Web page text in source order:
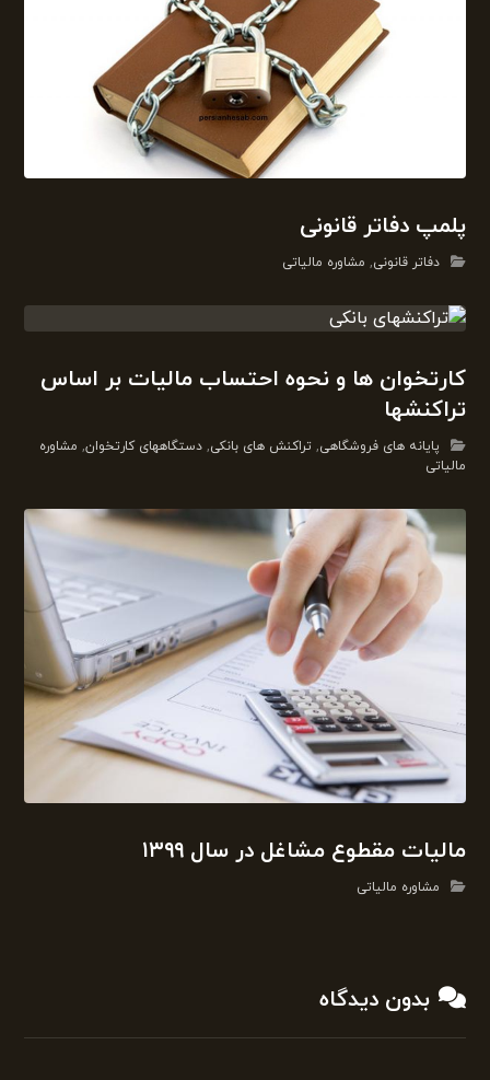
پلمپ دفاتر قانونی
دفاتر قانونی, مشاوره مالیاتی
کارتخوان ها و نحوه احتساب مالیات بر اساس
تراکنشها
پایانه های فروشگاهی,تراکنش های بانکی,دستگاههای کارتخوان, مشاوره
مالیاتی
مالیات مقطوع مشاغل در سال ۱۳۹۹
مشاوره مالیاتی
بدون دیدگاه